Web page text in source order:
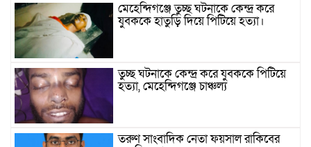
মেহেন্দিগঞ্জে তুচ্ছ ঘটনাকে কেন্দ্র করে
যুবককে হাতুড়ি দিয়ে পিটিয়ে হত্যা।
তুচ্ছ ঘটনাকে কেন্দ্র করে যুবককে পিটিয়ে
হত্যা, মেহেন্দিগঞ্জে চাঞ্চল্য
তরুণ সাংবাদিক নেতা ফয়সাল রাকিবের